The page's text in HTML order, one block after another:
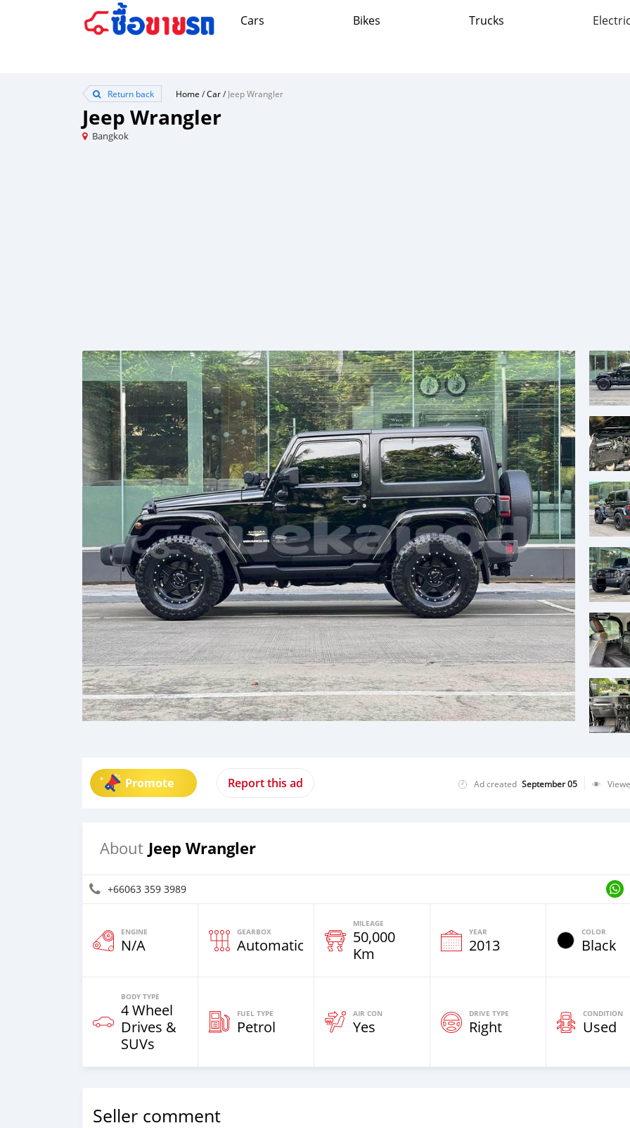
Cars Bikes Trucks
Return back Home /Car/Jeep Wrangler
Jeep Wrangler
Bangkok
Promote Report this ad Ad created September 05
About Jeep Wrangler
+66063 359 3989
ENGINE
N/A
GEARBOX
Automatic
MILEAGE
50,000
Km
YEAR
2013
COLOR
Black
BODY TYPE
4 Wheel
Drives &
SUVs
FUEL TYPE
Petrol
AIR CON
Yes
DRIVE TYPE
Right
CONDITION
Used
Seller comment